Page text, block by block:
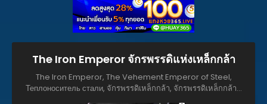
The Iron Emperor จักรพรรดิแห่งเหล็กกล้า
The Iron Emperor, The Vehement Emperor of Steel,
Теплоноситель стали, จักรพรรดิเหล็กกล้า, จักรพรรดิเหล็กกล้าสู่